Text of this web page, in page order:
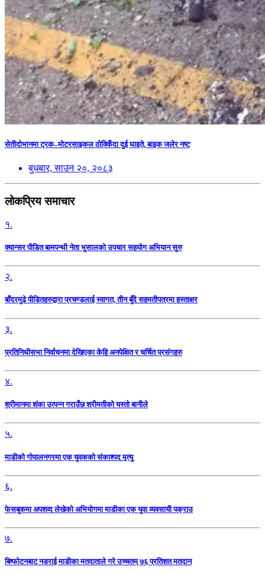
सेतीदोभानमा ट्रक–मोटरसाइकल ठोक्किँदा दुई घाइते, बाइक जलेर नष्ट
बुधबार, साउन २०, २०८३
लोकप्रिय समाचार
१.
क्यान्सर पीडित बामपन्थी नेता भुसालकाे उपचार सहयोग अभियान सुरु
२.
बाँदरमुढे पीडितहरुद्वारा प्रचण्डलाई स्वागत, तीन बुँदे सहमतीपत्रमा हस्ताक्षर
३.
प्रतिनिधीसभा निर्वाचनमा देखिएका केहि अनपेक्षित र चर्चित प्रसंगहरु
४.
श्रीमानमा शंका उत्पन्न गराउँछ श्रीमतीको यस्तो बानीले
५.
माडीको गोपालनगरमा एक युवकको संकाश्पद मृत्यु
६.
फेसबुकमा अपशव्द लेखेको अभियोगमा माडीका एक युवा व्यवसायी पक्राउ
७.
बिष्फोटनबाट नडराई माडीका मतदाताले गरे उच्चतम् ७६ प्रतिशत मतदान